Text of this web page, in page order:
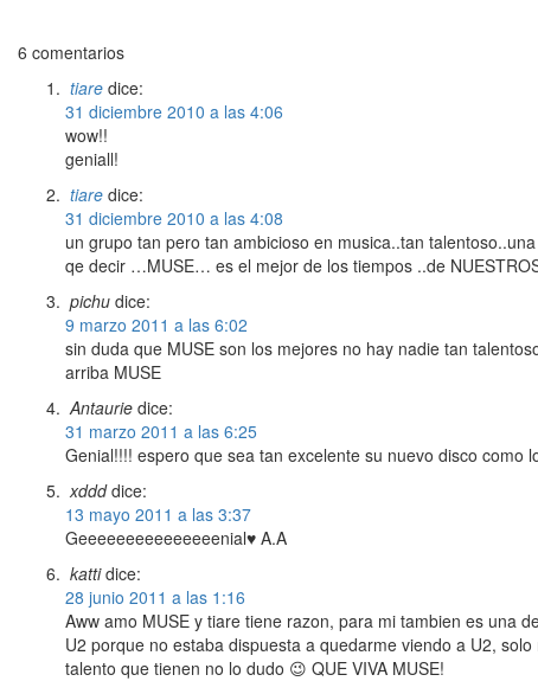
6 comentarios
tiare dice:
31 diciembre 2010 a las 4:06
wow!!
geniall!
tiare dice:
31 diciembre 2010 a las 4:08
un grupo tan pero tan ambicioso en musica..tan
qe decir …MUSE… es el mejor de los tiempos ..de
pichu dice:
9 marzo 2011 a las 6:02
sin duda que MUSE son los mejores no hay nadie tan
arriba MUSE
Antaurie dice:
31 marzo 2011 a las 6:25
Genial!!!! espero que sea tan excelente su nuevo disco
xddd dice:
13 mayo 2011 a las 3:37
Geeeeeeeeeeeeeeenial♥ A.A
katti dice:
28 junio 2011 a las 1:16
Aww amo MUSE y tiare tiene razon, para mi tambien es una
U2 porque no estaba dispuesta a quedarme viendo a U2,
talento que tienen no lo dudo 😉 QUE VIVA MUSE!